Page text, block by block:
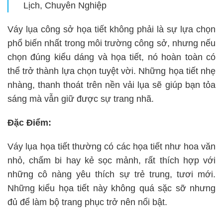
Lịch, Chuyên Nghiệp
Váy lụa công sở họa tiết không phải là sự lựa chọn
phổ biến nhất trong môi trường công sở, nhưng nếu
chọn đúng kiểu dáng và họa tiết, nó hoàn toàn có
thể trở thành lựa chọn tuyệt vời. Những họa tiết nhẹ
nhàng, thanh thoát trên nền vải lụa sẽ giúp bạn tỏa
sáng mà vẫn giữ được sự trang nhã.
Đặc Điểm:
Váy lụa họa tiết thường có các họa tiết như hoa văn
nhỏ, chấm bi hay kẻ sọc mảnh, rất thích hợp với
những cô nàng yêu thích sự trẻ trung, tươi mới.
Những kiểu họa tiết này không quá sặc sỡ nhưng
đủ để làm bộ trang phục trở nên nổi bật.